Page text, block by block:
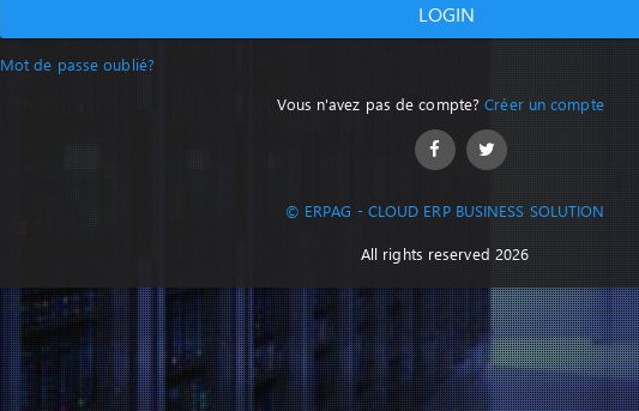
LOGIN
Mot de passe oublié?
Vous n'avez pas de compte?Créer un compte
© ERPAG - CLOUD ERP BUSINESS SOLUTION
All rights reserved 2026